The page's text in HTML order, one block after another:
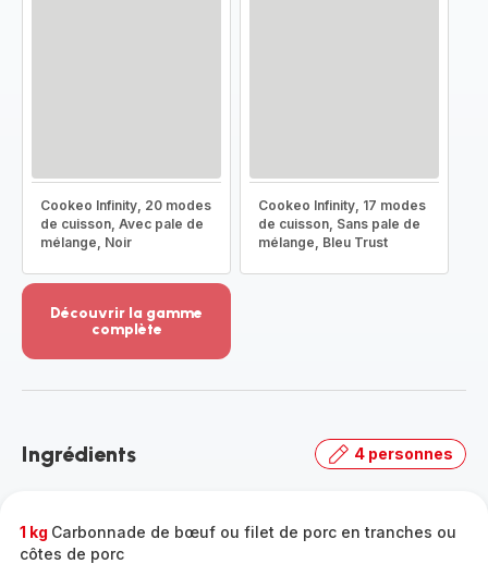
Cookeo Infinity, 20 modes
de cuisson, Avec pale de
mélange, Noir
Cookeo Infinity, 17 modes
de cuisson, Sans pale de
mélange, Bleu Trust
Découvrir la gamme
complète
-
gamme
Ingrédients 4 personnes
1 kg Carbonnade de bœuf ou filet de porc en tranches ou
côtes de porc